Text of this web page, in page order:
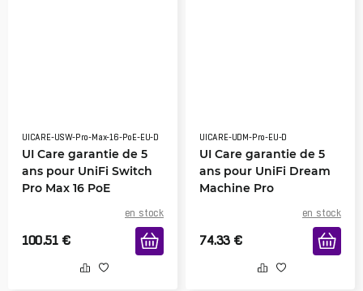
UICARE-USW-Pro-Max-16-PoE-EU-D
UI Care garantie de 5
ans pour UniFi Switch
Pro Max 16 PoE
en stock
100.51 €
UICARE-UDM-Pro-EU-D
UI Care garantie de 5
ans pour UniFi Dream
Machine Pro
en stock
74.33 €